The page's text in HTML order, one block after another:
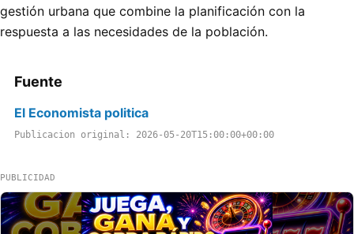
gestión urbana que combine la planificación con la
respuesta a las necesidades de la población.
Fuente
El Economista politica
Publicacion original: 2026-05-20T15:00:00+00:00
PUBLICIDAD